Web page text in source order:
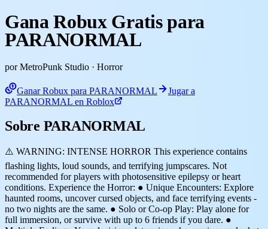
Gana Robux Gratis para
PARANORMAL
por MetroPunk Studio · Horror
Ganar Robux para PARANORMAL
Jugar a
PARANORMAL en Roblox
Sobre PARANORMAL
⚠️ WARNING: INTENSE HORROR This experience contains
flashing lights, loud sounds, and terrifying jumpscares. Not
recommended for players with photosensitive epilepsy or heart
conditions. Experience the Horror: ● Unique Encounters: Explore
haunted rooms, uncover cursed objects, and face terrifying events -
no two nights are the same. ● Solo or Co-op Play: Play alone for
full immersion, or survive with up to 6 friends if you dare. ●